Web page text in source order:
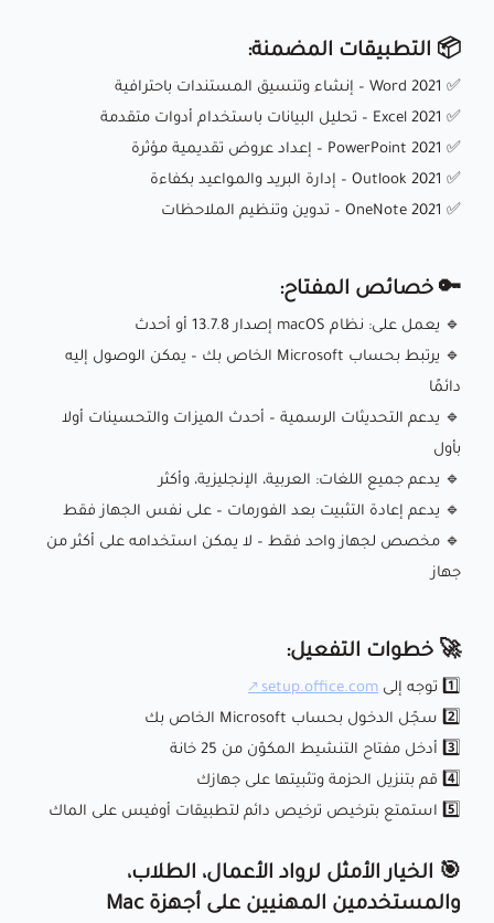
📦 التطبيقات المضمنة:
✅ Word 2021 – إنشاء وتنسيق المستندات باحترافية
✅ Excel 2021 – تحليل البيانات باستخدام أدوات متقدمة
✅ PowerPoint 2021 – إعداد عروض تقديمية مؤثرة
✅ Outlook 2021 – إدارة البريد والمواعيد بكفاءة
✅ OneNote 2021 – تدوين وتنظيم الملاحظات
🔑 خصائص المفتاح:
🔹 يعمل على: نظام macOS إصدار 13.7.8 أو أحدث
🔹 يرتبط بحساب Microsoft الخاص بك – يمكن الوصول إليه
دائمًا
🔹 يدعم التحديثات الرسمية – أحدث الميزات والتحسينات أولا
بأول
🔹 يدعم جميع اللغات: العربية، الإنجليزية، وأكثر
🔹 يدعم إعادة التثبيت بعد الفورمات – على نفس الجهاز فقط
🔹 مخصص لجهاز واحد فقط – لا يمكن استخدامه على أكثر من
جهاز
🚀 خطوات التفعيل:
1️⃣ توجه إلى
setup.office.com
2️⃣ سجّل الدخول بحساب Microsoft الخاص بك
3️⃣ أدخل مفتاح التنشيط المكوّن من 25 خانة
4️⃣ قم بتنزيل الحزمة وتثبيتها على جهازك
5️⃣ استمتع بترخيص ترخيص دائم لتطبيقات أوفيس على الماك
🎯 الخيار الأمثل لرواد الأعمال، الطلاب،
والمستخدمين المهنيين على أجهزة Mac